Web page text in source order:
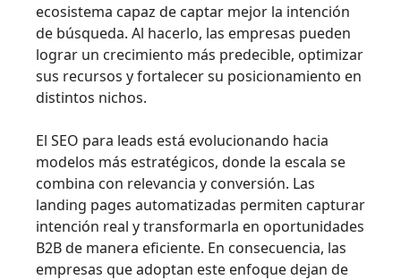
ecosistema capaz de captar mejor la intención
de búsqueda. Al hacerlo, las empresas pueden
lograr un crecimiento más predecible, optimizar
sus recursos y fortalecer su posicionamiento en
distintos nichos.
El SEO para leads está evolucionando hacia
modelos más estratégicos, donde la escala se
combina con relevancia y conversión. Las
landing pages automatizadas permiten capturar
intención real y transformarla en oportunidades
B2B de manera eficiente. En consecuencia, las
empresas que adoptan este enfoque dejan de